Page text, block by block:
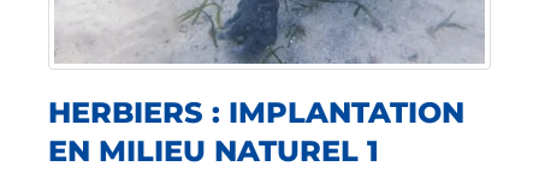
HERBIERS : IMPLANTATION
EN MILIEU NATUREL 1